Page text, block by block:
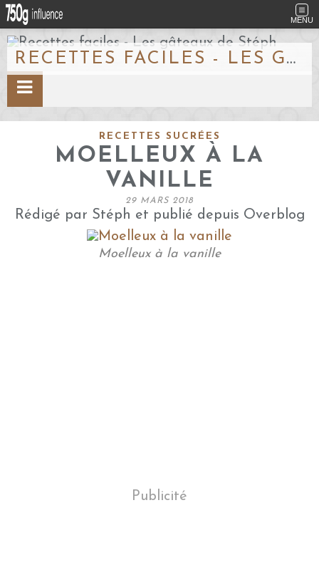
MENU
RECETTES FACILES - LES GÂTEAUX DE STÉPH
RECETTES SUCRÉES
MOELLEUX À LA
VANILLE
29 MARS 2018
Rédigé par Stéph et publié depuis Overblog
Moelleux à la vanille
Publicité